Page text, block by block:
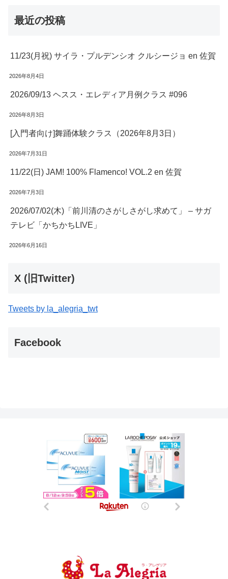
最近の投稿
11/23(月祝) サイラ・プルデンシオ クルシージョ en 佐賀
2026年8月4日
2026/09/13 ヘスス・エレディア月例クラス #096
2026年8月3日
[入門者向け]舞踊体験クラス（2026年8月3日）
2026年7月31日
11/22(日) JAM! 100% Flamenco! VOL.2 en 佐賀
2026年7月3日
2026/07/02(木)「前川清のさがしさがし求めて」 – サガ
テレビ「かちかちLIVE」
2026年6月16日
X (旧Twitter)
Tweets by la_alegria_twt
Facebook